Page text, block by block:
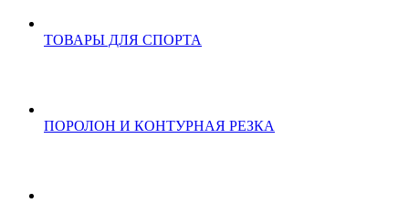
ТОВАРЫ ДЛЯ СПОРТА
ПОРОЛОН И КОНТУРНАЯ РЕЗКА